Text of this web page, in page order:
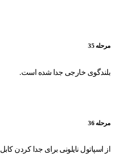
مرحله 35
بلندگوی خارجی جدا شده است.
مرحله 36
از اسپاتول نایلونی برای جدا کردن